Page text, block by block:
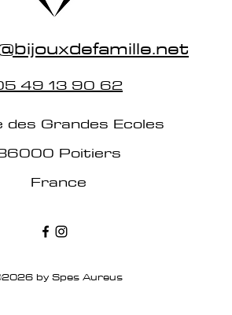
49 13 90 62
des Grandes Ecoles
Poitiers
France
by Spes Aureus